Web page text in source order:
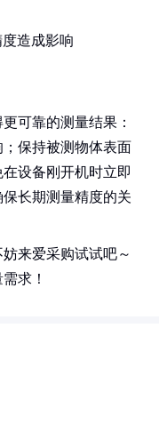
造成影响
可靠的测量结果：
保持被测物体表面
设备刚开机时立即
长期测量精度的关
来爱采购试试吧～
求！